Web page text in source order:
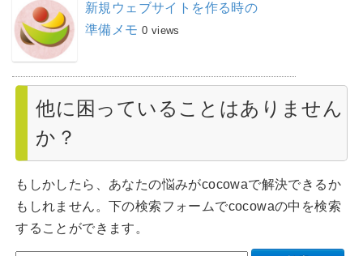
新規ウェブサイトを作る時の
準備メモ 0 views
他に困っていることはありません
か？
もしかしたら、あなたの悩みがcocowaで解決できるか
もしれません。下の検索フォームでcocowaの中を検索
することができます。